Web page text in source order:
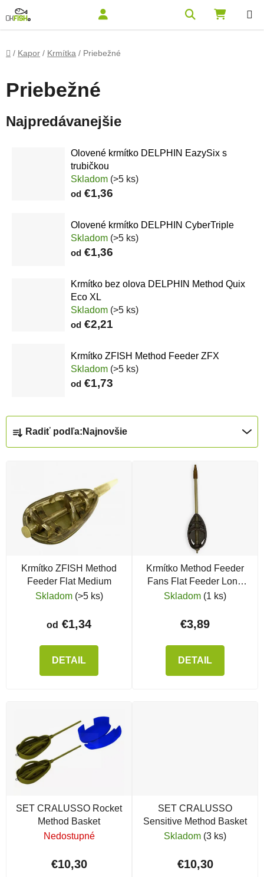
Domov
/ Kapor / Krmítka / Priebežné
Bočný panel
Priebežné
Najpredávanejšie
Olovené krmítko DELPHIN EazySix s
trubičkou
Skladom (>5 ks)
od €1,36
Olovené krmítko DELPHIN CyberTriple
Skladom (>5 ks)
od €1,36
Krmítko bez olova DELPHIN Method Quix
Eco XL
Skladom (>5 ks)
od €2,21
Krmítko ZFISH Method Feeder ZFX
Skladom (>5 ks)
od €1,73
Radenie produktov
Radiť podľa: Najnovšie
Krmítko ZFISH Method
Feeder Flat Medium
Skladom (>5 ks)
od €1,34
DETAIL
Krmítko Method Feeder
Fans Flat Feeder Long
Distance
Skladom (1 ks)
€3,89
DETAIL
SET CRALUSSO Rocket
Method Basket
Nedostupné
€10,30
SET CRALUSSO
Sensitive Method Basket
Skladom (3 ks)
€10,30